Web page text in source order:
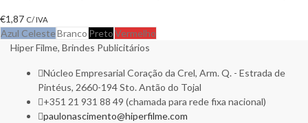
€1,87 C/ IVA
Azul CelesteBranco PretoVermelho
Hiper Filme, Brindes Publicitários
Núcleo Empresarial Coração da Crel, Arm. Q. - Estrada de
Pintéus, 2660-194 Sto. Antão do Tojal
+351 21 931 88 49 (chamada para rede fixa nacional)
paulonascimento@hiperfilme.com